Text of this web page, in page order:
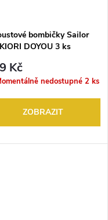
bombičky Sailor
DOYOU 3 ks
Kč
nedostupné 2 ks
ZOBRAZIT